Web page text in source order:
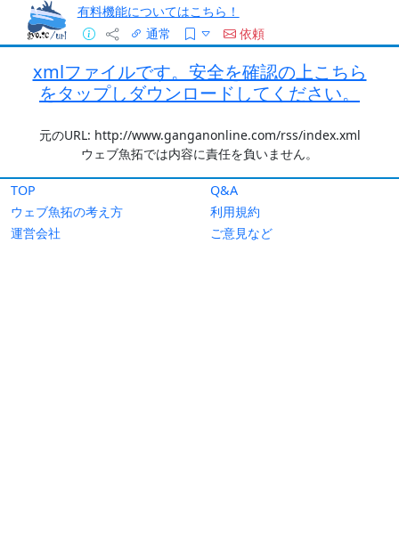
有料機能についてはこちら！
通常
依頼
xmlファイルです。安全を確認の上こちら
をタップしダウンロードしてください。
元のURL: http://www.ganganonline.com/rss/index.xml
ウェブ魚拓では内容に責任を負いません。
TOP
Q&A
ウェブ魚拓の考え方
利用規約
運営会社
ご意見など